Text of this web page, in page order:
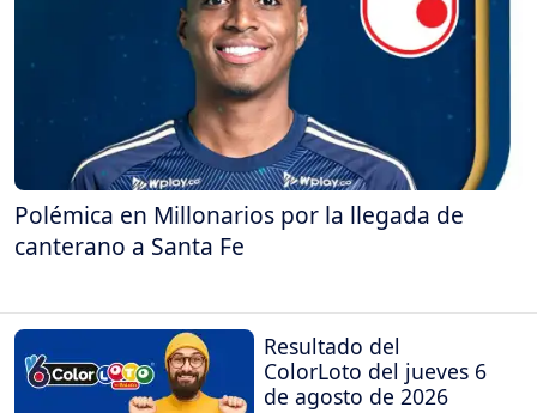
Polémica en Millonarios por la llegada de
canterano a Santa Fe
Resultado del
ColorLoto del jueves 6
de agosto de 2026